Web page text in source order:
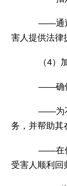
——通过培
害人提供法律
（4）加
——确保被
——为不能
务，并帮助其
——在保护
受害人顺利回